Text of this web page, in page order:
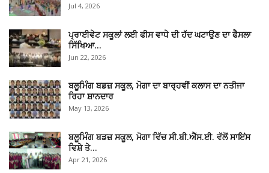
Jul 4, 2026
ਪ੍ਰਾਈਵੇਟ ਸਕੂਲਾਂ ਲਈ ਫੀਸ ਵਾਧੇ ਦੀ ਹੱਦ ਘਟਾਉਣ ਦਾ ਫੈਸਲਾ
ਸਿੱਖਿਆ…
Jun 22, 2026
ਬਲੂਮਿੰਗ ਬਡਜ਼ ਸਕੂਲ, ਮੋਗਾ ਦਾ ਬਾਰ੍ਹਵੀਂ ਕਲਾਸ ਦਾ ਨਤੀਜਾ
ਰਿਹਾ ਸ਼ਾਨਦਾਰ
May 13, 2026
ਬਲੂਮਿੰਗ ਬਡਜ਼ ਸਕੂਲ, ਮੋਗਾ ਵਿੱਚ ਸੀ.ਬੀ.ਐੱਸ.ਈ. ਵੱਲੋਂ ਸਾਇਂਸ
ਵਿਸ਼ੇ ਤੇ…
Apr 21, 2026